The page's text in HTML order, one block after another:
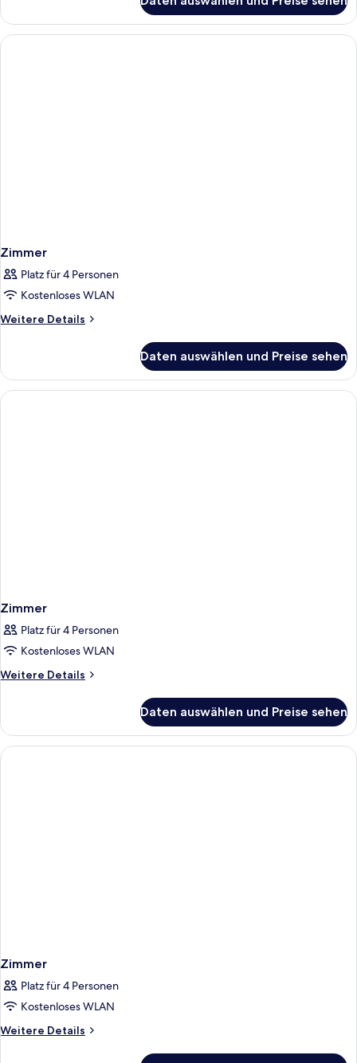
Doppelzimmer
zur
Einzelnutzung,
Zimmer
Platz für 4 Personen
Kostenloses WLAN
Weitere Details
Weitere
Daten auswählen und Preise sehen
Zimmer
Platz für 4 Personen
Kostenloses WLAN
Weitere Details
Weitere
Daten auswählen und Preise sehen
Zimmer
Platz für 4 Personen
Kostenloses WLAN
Weitere Details
Weitere